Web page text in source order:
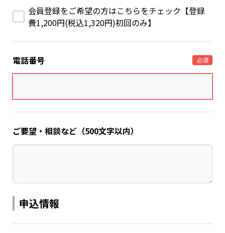
会員登録をご希望の方はこちらをチェック【登録
費1,200円(税込1,320円)初回のみ】
電話番号 必須
ご要望・相談など（500文字以内）
申込情報